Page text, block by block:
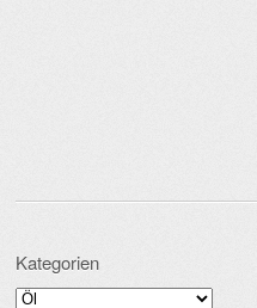
Kategorien
Kategorien